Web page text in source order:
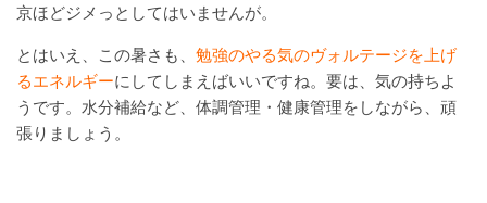
京ほどジメっとしてはいませんが。
とはいえ、この暑さも、 勉強のやる気のヴォルテージを上げ
るエネルギーにしてしまえばいいですね。要は、気の持ちよ
うです。水分補給など、体調管理・健康管理をしながら、頑
張りましょう。